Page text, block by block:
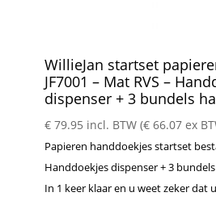
WillieJan startset
JF7001 – Mat RVS –
dispenser + 3 bundels
€79.95 incl. BTW (€66.07ex
Papieren handdoekjes startset
Handdoekjes dispenser + 3
In 1 keer klaar en u weet zeker dat